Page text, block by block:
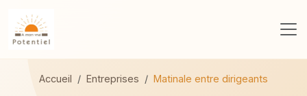
Accueil Entreprises Matinale entre dirigeants